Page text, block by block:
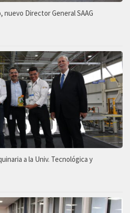
nuevo Director General SAAG
a la Univ. Tecnológica y